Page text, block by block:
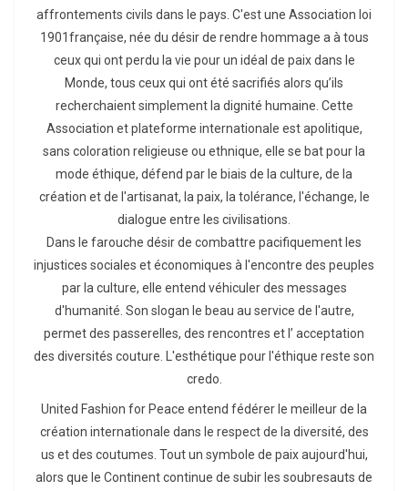
affrontements civils dans le pays. C'est une Association loi
1901française, née du désir de rendre hommage a à tous
ceux qui ont perdu la vie pour un idéal de paix dans le
Monde, tous ceux qui ont été sacrifiés alors qu’ils
recherchaient simplement la dignité humaine. Cette
Association et plateforme internationale est apolitique,
sans coloration religieuse ou ethnique, elle se bat pour la
mode éthique, défend par le biais de la culture, de la
création et de l'artisanat, la paix, la tolérance, l'échange, le
dialogue entre les civilisations.
Dans le farouche désir de combattre pacifiquement les
injustices sociales et économiques à l'encontre des peuples
par la culture, elle entend véhiculer des messages
d'humanité. Son slogan le beau au service de l'autre,
permet des passerelles, des rencontres et l’ acceptation
des diversités couture. L'esthétique pour l'éthique reste son
credo.
United Fashion for Peace entend fédérer le meilleur de la
création internationale dans le respect de la diversité, des
us et des coutumes. Tout un symbole de paix aujourd'hui,
alors que le Continent continue de subir les soubresauts de